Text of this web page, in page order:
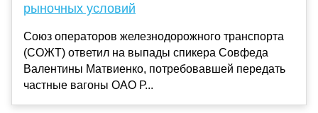
рыночных условий
Союз операторов железнодорожного транспорта
(СОЖТ) ответил на выпады спикера Совфеда
Валентины Матвиенко, потребовавшей передать
частные вагоны ОАО Р...